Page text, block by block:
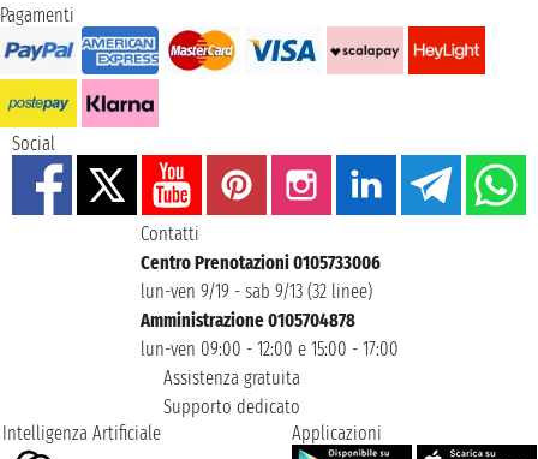
Pagamenti
Social
Contatti
Centro Prenotazioni 0105733006
lun-ven 9/19 - sab 9/13 (32 linee)
Amministrazione 0105704878
lun-ven 09:00 - 12:00 e 15:00 - 17:00
Assistenza gratuita
Supporto dedicato
Intelligenza Artificiale
Applicazioni